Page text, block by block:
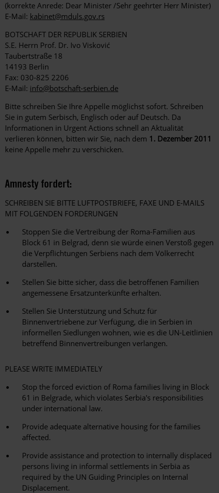
(korrekte Anrede: Dear Minister /Sehr geehrter Herr Minister)
E-Mail: kabinet@mduls.gov.rs
BOTSCHAFT DER REPUBLIK SERBIEN
S.E. Herrn Prof. Dr. Ivo Visković
Taubertstraße 18
14193 Berlin
Fax: 030-825 2206
E-Mail: info@botschaft-serbien.de
Bitte schreiben Sie Ihre Appelle möglichst sofort. Schreiben
Sie in gutem Serbisch, Englisch oder auf Deutsch. Da
Informationen in Urgent Actions schnell an Aktualität
verlieren können, bitten wir Sie, nach dem 1. Dezember 2011
keine Appelle mehr zu verschicken.
Amnesty fordert:
SCHREIBEN SIE BITTE LUFTPOSTBRIEFE, FAXE UND E-MAILS
MIT FOLGENDEN FORDERUNGEN
Stoppen Sie die Vertreibung der Roma-Familien aus
Block 61 in Belgrad, denn sie würde einen Verstoß gegen
die Verpflichtungen Serbiens nach dem Völkerrecht
darstellen.
Stellen Sie bitte sicher, dass die betroffenen Familien
angemessene Ersatzunterkünfte erhalten.
Stellen Sie Unterstützung und Schutz für
Binnenvertriebene zur Verfügung, die in Serbien in
informellen Siedlungen wohnen, wie es die UN-Leitlinien
betreffend Binnenvertreibungen verlangen.
PLEASE WRITE IMMEDIATELY
Stop the forced eviction of Roma families living in Block
61 in Belgrade, which violates Serbia's responsibilities
under international law.
Provide adequate alternative housing for the families
affected.
Provide assistance and protection to internally displaced
persons living in informal settlements in Serbia as
required by the UN Guiding Principles on Internal
Displacement.